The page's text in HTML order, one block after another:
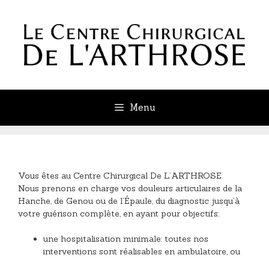
Menu
Vous êtes au Centre Chirurgical De L’ARTHROSE.
Nous prenons en charge vos douleurs articulaires de la
Hanche, de Genou ou de l’Épaule, du diagnostic jusqu’à
votre guérison complète, en ayant pour objectifs:
une hospitalisation minimale: toutes nos
interventions sont réalisables en ambulatoire, ou